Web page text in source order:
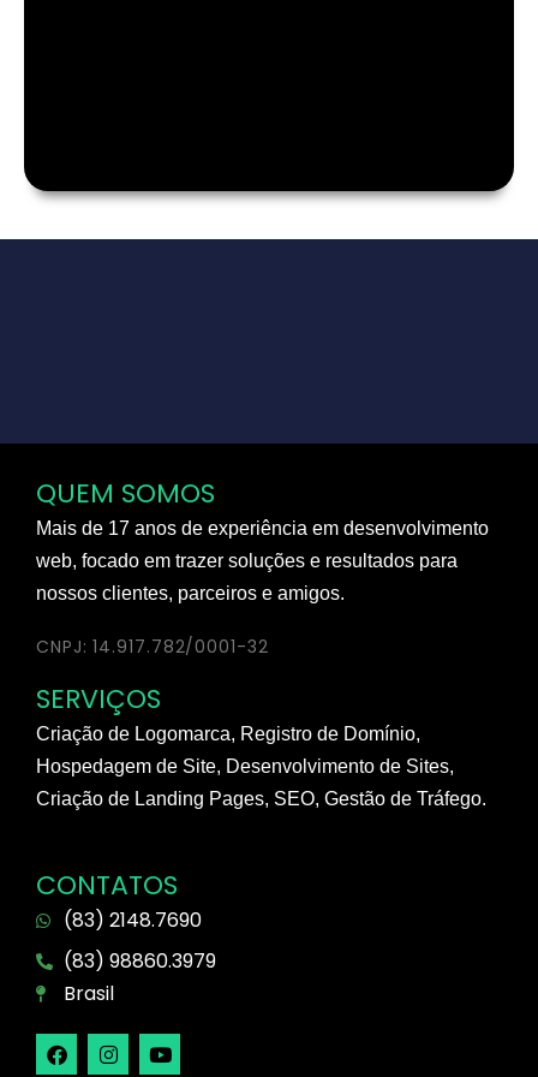
QUEM SOMOS
Mais de 17 anos de experiência em desenvolvimento
web, focado em trazer soluções e resultados para
nossos clientes, parceiros e amigos.
CNPJ: 14.917.782/0001-32
SERVIÇOS
Criação de Logomarca, Registro de Domínio,
Hospedagem de Site, Desenvolvimento de Sites,
Criação de Landing Pages, SEO, Gestão de Tráfego.
CONTATOS
(83) 2148.7690
(83) 98860.3979
Brasil